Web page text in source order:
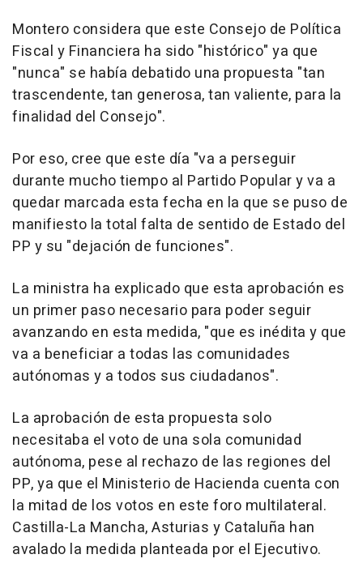
Montero considera que este Consejo de Política
Fiscal y Financiera ha sido "histórico" ya que
"nunca" se había debatido una propuesta "tan
trascendente, tan generosa, tan valiente, para la
finalidad del Consejo".
Por eso, cree que este día "va a perseguir
durante mucho tiempo al Partido Popular y va a
quedar marcada esta fecha en la que se puso de
manifiesto la total falta de sentido de Estado del
PP y su "dejación de funciones".
La ministra ha explicado que esta aprobación es
un primer paso necesario para poder seguir
avanzando en esta medida, "que es inédita y que
va a beneficiar a todas las comunidades
autónomas y a todos sus ciudadanos".
La aprobación de esta propuesta solo
necesitaba el voto de una sola comunidad
autónoma, pese al rechazo de las regiones del
PP, ya que el Ministerio de Hacienda cuenta con
la mitad de los votos en este foro multilateral.
Castilla-La Mancha, Asturias y Cataluña han
avalado la medida planteada por el Ejecutivo.